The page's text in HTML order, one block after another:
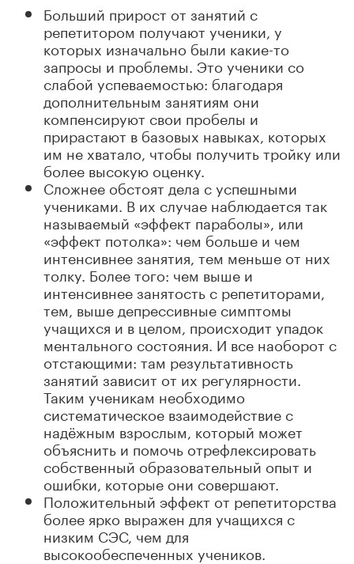
Больший прирост от занятий с
репетитором получают ученики, у
которых изначально были какие-то
запросы и проблемы. Это ученики со
слабой успеваемостью: благодаря
дополнительным занятиям они
компенсируют свои пробелы и
прирастают в базовых навыках, которых
им не хватало, чтобы получить тройку или
более высокую оценку.
Сложнее обстоят дела с успешными
учениками. В их случае наблюдается так
называемый «эффект параболы», или
«эффект потолка»: чем больше и чем
интенсивнее занятия, тем меньше от них
толку. Более того: чем выше и
интенсивнее занятость с репетиторами,
тем, выше депрессивные симптомы
учащихся и в целом, происходит упадок
ментального состояния. И все наоборот с
отстающими: там результативность
занятий зависит от их регулярности.
Таким ученикам необходимо
систематическое взаимодействие с
надёжным взрослым, который может
объяснить и помочь отрефлексировать
собственный образовательный опыт и
ошибки, которые они совершают.
Положительный эффект от репетиторства
более ярко выражен для учащихся с
низким СЭС, чем для
высокообеспеченных учеников.